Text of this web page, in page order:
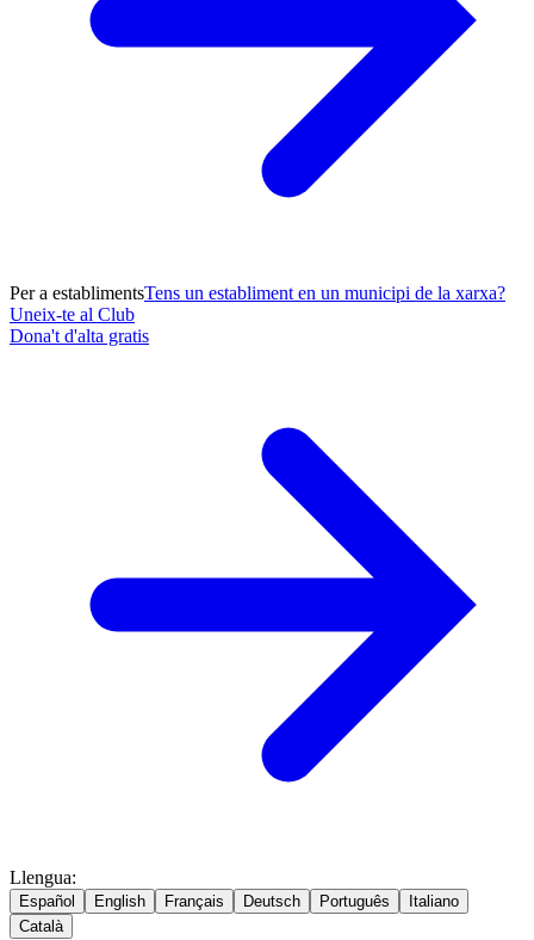
Per a establimentsTens un establiment en un municipi de la xarxa?
Uneix-te al Club
Dona't d'alta gratis
Llengua:
Español English Français Deutsch Português
Italiano
Català